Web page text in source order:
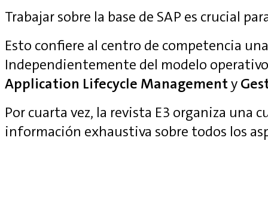
Trabajar sobre la base de SAP es crucial
Esto confiere al centro de competencia
Independientemente del modelo
Application Lifecycle Managementy
Por cuarta vez, la revista E3 organiza una
información exhaustiva sobre todos los